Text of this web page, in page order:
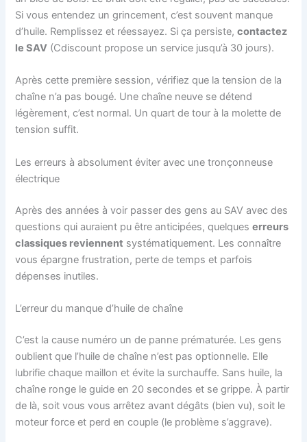
Si vous entendez un grincement, c’est souvent manque
d’huile. Remplissez et réessayez. Si ça persiste,contactez
le SAV (Cdiscount propose un service jusqu’à 30 jours).
Après cette première session, vérifiez que la tension de la
chaîne n’a pas bougé. Une chaîne neuve se détend
légèrement, c’est normal. Un quart de tour à la molette de
tension suffit.
Les erreurs à absolument éviter avec une tronçonneuse
électrique
Après des années à voir passer des gens au SAV avec des
questions qui auraient pu être anticipées, quelqueserreurs
classiques reviennent systématiquement. Les connaître
vous épargne frustration, perte de temps et parfois
dépenses inutiles.
L’erreur du manque d’huile de chaîne
C’est la cause numéro un de panne prématurée. Les gens
oublient que l’huile de chaîne n’est pas optionnelle. Elle
lubrifie chaque maillon et évite la surchauffe. Sans huile, la
chaîne ronge le guide en 20 secondes et se grippe. À partir
de là, soit vous vous arrêtez avant dégâts (bien vu), soit le
moteur force et perd en couple (le problème s’aggrave).